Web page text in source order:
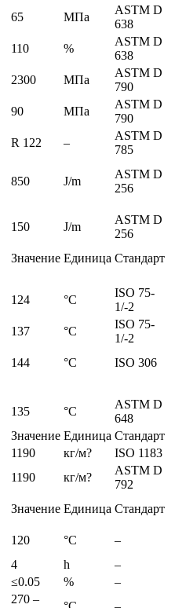
65 МПа
ASTM D
638
110 %
ASTM D
638
2300 МПа
ASTM D
790
90 МПа
ASTM D
790
R 122 –
ASTM D
785
850 J/m
ASTM D
256
150 J/m
ASTM D
256
Значение Единица Стандарт
124 °C
ISO 75-
1/-2
137 °C
ISO 75-
1/-2
144 °C
ISO 306
135 °C
ASTM D
648
Значение Единица Стандарт
1190 кг/м?
ISO 1183
1190 кг/м?
ASTM D
792
Значение Единица Стандарт
120 °C
–
4 h
–
≤0.05 %
–
270 –